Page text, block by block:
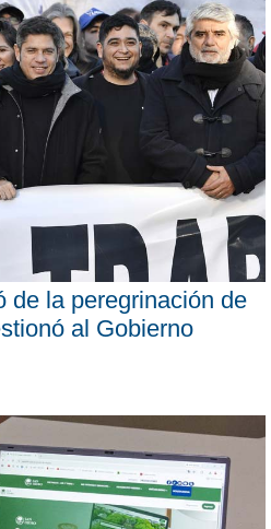
de la peregrinación de
al Gobierno